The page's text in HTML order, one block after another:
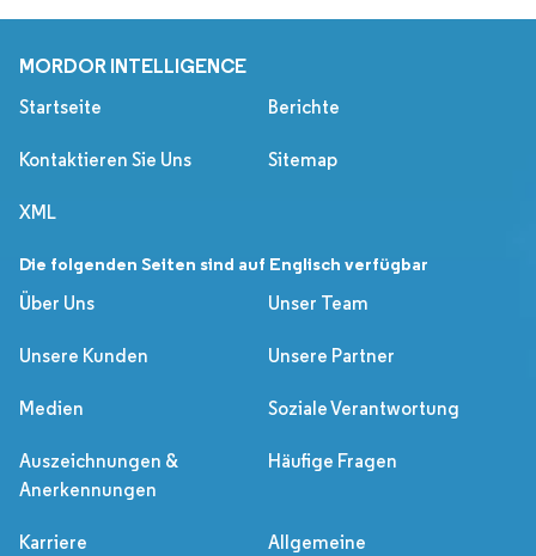
MORDOR INTELLIGENCE
Startseite Berichte
Kontaktieren Sie Uns Sitemap
XML
Die folgenden Seiten sind auf Englisch verfügbar
Über Uns
Unser Team
Unsere Kunden Unsere Partner
Medien Soziale Verantwortung
Auszeichnungen &
Anerkennungen
Häufige Fragen
Karriere
Allgemeine